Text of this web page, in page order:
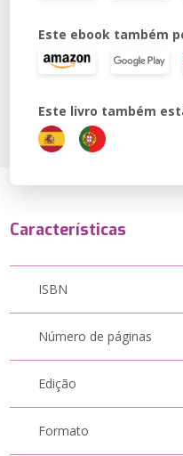
Este ebook também
Este livro também
Características
ISBN
Número de páginas
Edição
Formato